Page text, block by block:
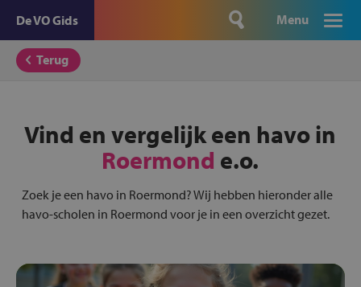
De VO Gids Menu
Terug
Vind en vergelijk een havo in
Roermond e.o.
Zoek je een havo in Roermond? Wij hebben hieronder alle
havo-scholen in Roermond voor je in een overzicht gezet.